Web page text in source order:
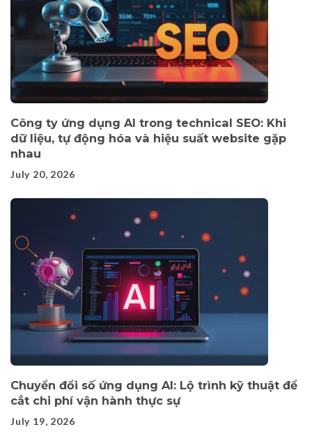
Công ty ứng dụng AI trong technical SEO: Khi
dữ liệu, tự động hóa và hiệu suất website gặp
nhau
July 20, 2026
Chuyển đổi số ứng dụng AI: Lộ trình kỹ thuật để
cắt chi phí vận hành thực sự
July 19, 2026